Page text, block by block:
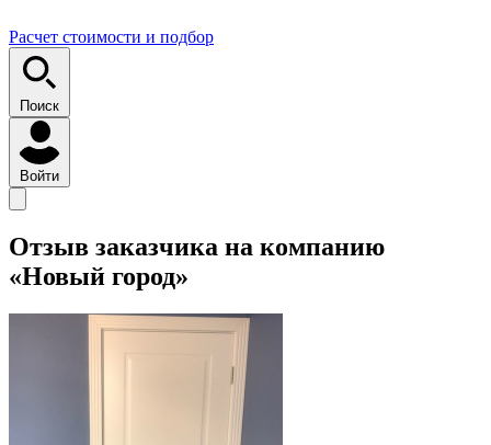
Расчет стоимости и подбор
Поиск
Войти
Отзыв заказчика на компанию
«Новый город»